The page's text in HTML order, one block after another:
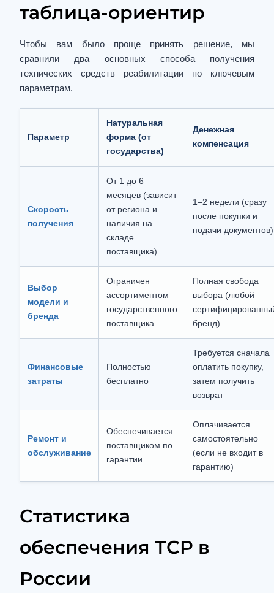
таблица-ориентир
Чтобы вам было проще принять решение, мы
сравнили два основных способа получения
технических средств реабилитации по ключевым
параметрам.
Параметр
Натуральная
форма (от
государства)
Денежная
компенсация
Скорость
получения
От 1 до 6
месяцев (зависит
от региона и
наличия на
складе
поставщика)
1–2 недели (сразу
после покупки и
подачи документов)
Выбор
модели и
бренда
Ограничен
ассортиментом
государственного
поставщика
Полная свобода
выбора (любой
бренд)
Финансовые
затраты
Полностью
бесплатно
Требуется сначала
оплатить покупку,
затем получить
возврат
Ремонт и
обслуживание
Обеспечивается
поставщиком по
гарантии
Оплачивается
самостоятельно
(если не входит в
гарантию)
Статистика
обеспечения ТСР в
России